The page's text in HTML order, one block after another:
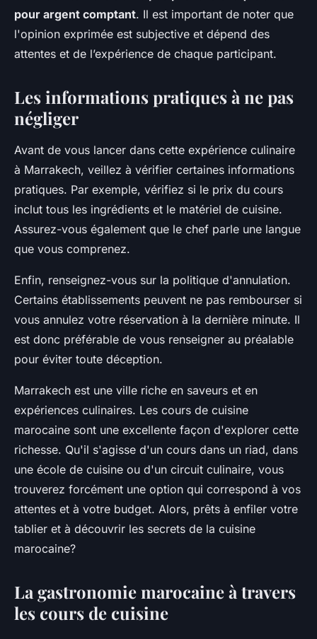
pour argent comptant. Il est important de noter que
l'opinion exprimée est subjective et dépend des
attentes et de l’expérience de chaque participant.
Les informations pratiques à ne pas
négliger
Avant de vous lancer dans cette expérience culinaire
à Marrakech, veillez à vérifier certaines informations
pratiques. Par exemple, vérifiez si le prix du cours
inclut tous les ingrédients et le matériel de cuisine.
Assurez-vous également que le chef parle une langue
que vous comprenez.
Enfin, renseignez-vous sur la politique d'annulation.
Certains établissements peuvent ne pas rembourser si
vous annulez votre réservation à la dernière minute. Il
est donc préférable de vous renseigner au préalable
pour éviter toute déception.
Marrakech est une ville riche en saveurs et en
expériences culinaires. Les cours de cuisine
marocaine sont une excellente façon d'explorer cette
richesse. Qu'il s'agisse d'un cours dans un riad, dans
une école de cuisine ou d'un circuit culinaire, vous
trouverez forcément une option qui correspond à vos
attentes et à votre budget. Alors, prêts à enfiler votre
tablier et à découvrir les secrets de la cuisine
marocaine?
La gastronomie marocaine à travers
les cours de cuisine